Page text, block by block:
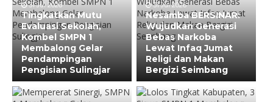
31 Jul 2026
Tingkatkan Mutu
Evaluasi Sekolah,
Kombel SMPN 1
Membalong Gelar
Pendampingan
Pengisian Sulingjar
31 Jul 2026
Nesamba BERSINAR:
Wujudkan Generasi
Bebas Narkoba
Lewat Infaq Jumat
Religi dan Makan
Bergizi Seimbang